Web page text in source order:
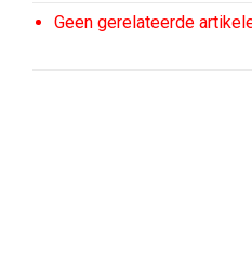
Geen gerelateerde